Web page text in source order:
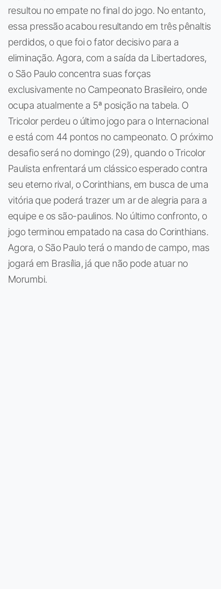
resultou no empate no final do jogo. No entanto,
essa pressão acabou resultando em três pênaltis
perdidos, o que foi o fator decisivo para a
eliminação. Agora, com a saída da Libertadores,
o São Paulo concentra suas forças
exclusivamente no Campeonato Brasileiro, onde
ocupa atualmente a 5ª posição na tabela. O
Tricolor perdeu o último jogo para o Internacional
e está com 44 pontos no campeonato. O próximo
desafio será no domingo (29), quando o Tricolor
Paulista enfrentará um clássico esperado contra
seu eterno rival, o Corinthians, em busca de uma
vitória que poderá trazer um ar de alegria para a
equipe e os são-paulinos. No último confronto, o
jogo terminou empatado na casa do Corinthians.
Agora, o São Paulo terá o mando de campo, mas
jogará em Brasília, já que não pode atuar no
Morumbi.